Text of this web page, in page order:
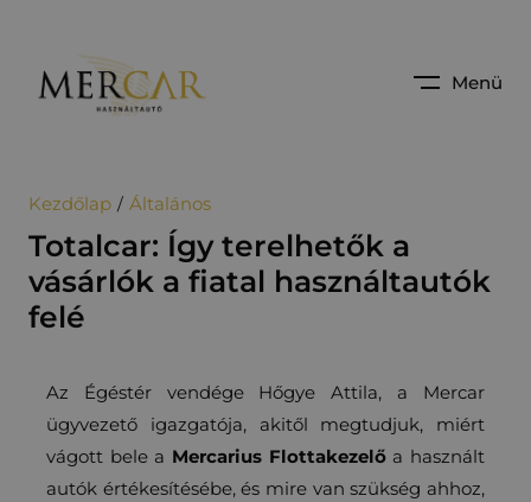
Menü
Kezdőlap Általános
Totalcar: Így terelhetők a
vásárlók a fiatal használtautók
felé
Az Égéstér vendége Hőgye Attila, a Mercar
ügyvezető igazgatója, akitől megtudjuk, miért
vágott bele a Mercarius Flottakezelőa használt
autók értékesítésébe, és mire van szükség ahhoz,